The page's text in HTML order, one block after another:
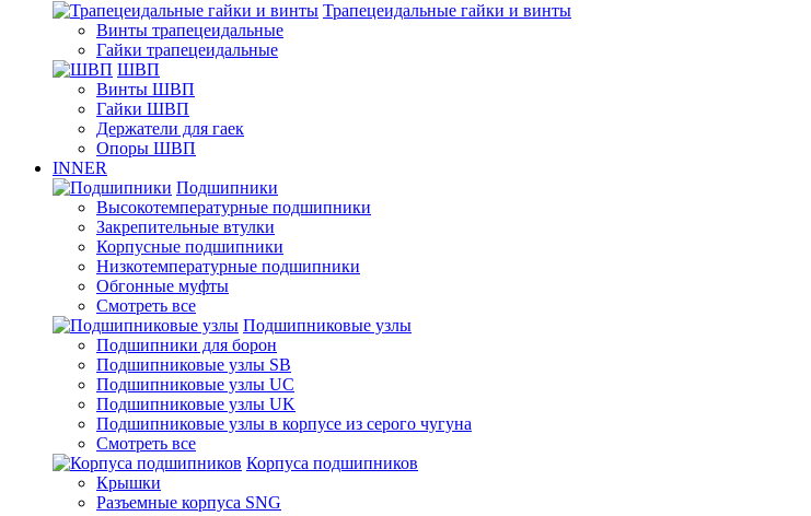
Трапецеидальные гайки и винты
Винты трапецеидальные
Гайки трапецеидальные
ШВП
Винты ШВП
Гайки ШВП
Держатели для гаек
Опоры ШВП
INNER
Подшипники
Высокотемпературные подшипники
Закрепительные втулки
Корпусные подшипники
Низкотемпературные подшипники
Обгонные муфты
Смотреть все
Подшипниковые узлы
Подшипники для борон
Подшипниковые узлы SB
Подшипниковые узлы UC
Подшипниковые узлы UK
Подшипниковые узлы в корпусе из серого чугуна
Смотреть все
Корпуса подшипников
Крышки
Разъемные корпуса SNG